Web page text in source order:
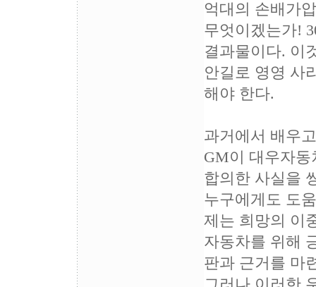
억대의 손배가
무엇이겠는가!
결과물이다. 이
안길로 영영 사
해야 한다.
과거에서 배우
GM이 대우자동
합의한 사실을
누구에게도 도
제는 희망의 이
자동차를 위해
판과 근거를 마